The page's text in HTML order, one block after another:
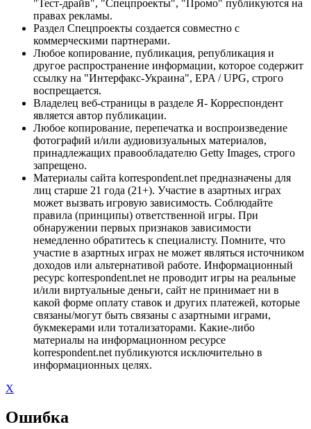
"Тест-драйв", "Спецпроекты", "Промо" публикуются на
правах рекламы.
Раздел Спецпроекты создается совместно с
коммерческими партнерами.
Любое копирование, публикация, републикация и
другое распространение информации, которое содержит
ссылку на "Интерфакс-Украина", EPA / UPG, строго
воспрещается.
Владелец веб-страницы в разделе Я- Корреспондент
является автор публикации.
Любое копирование, перепечатка и воспроизведение
фотографий и/или аудиовизуальных материалов,
принадлежащих правообладателю Getty Images, строго
запрещено.
Материалы сайта korrespondent.net предназначены для
лиц старше 21 года (21+). Участие в азартных играх
может вызвать игровую зависимость. Соблюдайте
правила (принципы) ответственной игры. При
обнаружении первых признаков зависимости
немедленно обратитесь к специалисту. Помните, что
участие в азартных играх не может являться источником
доходов или альтернативой работе. Информационный
ресурс korrespondent.net не проводит игры на реальные
и/или виртуальные деньги, сайт не принимает ни в
какой форме оплату ставок и других платежей, которые
связаны/могут быть связаны с азартными играми,
букмекерами или тотализаторами. Какие-либо
материалы на информационном ресурсе
korrespondent.net публикуются исключительно в
информационных целях.
X
Ошибка